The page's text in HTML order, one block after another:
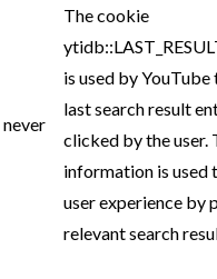
never
The cookie
is used by
last search result
clicked by the user.
information is used
user experience by
relevant search